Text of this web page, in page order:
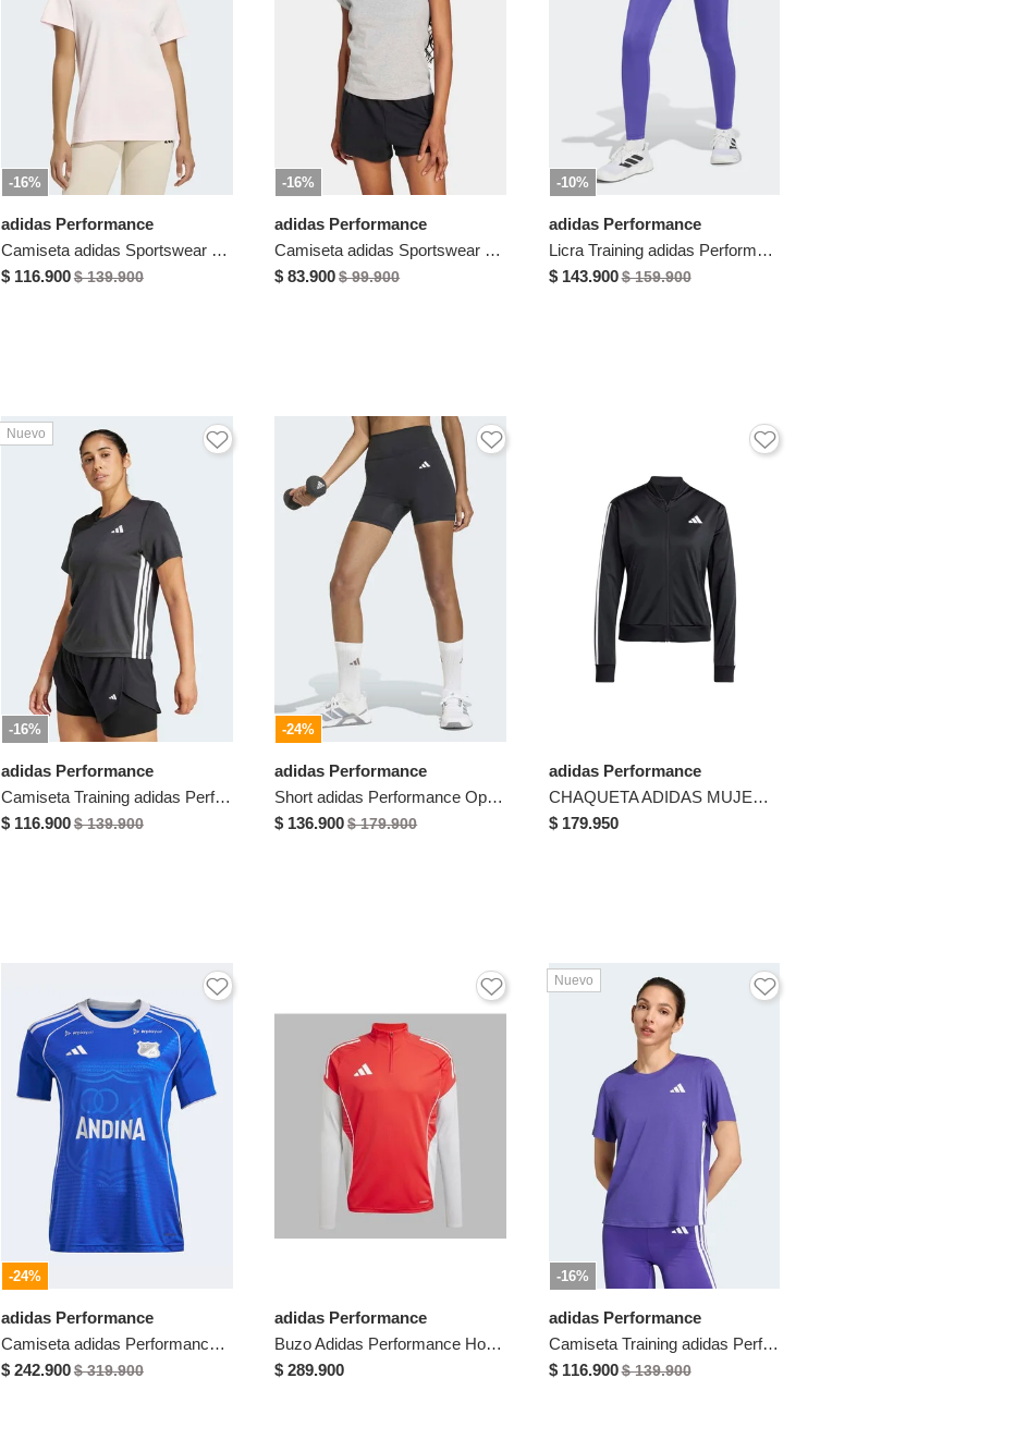
-16%
adidas Performance
Camiseta adidas Sportswear Graphic Animal 1 Rosa
$ 116.900$ 139.900
-16%
adidas Performance
Camiseta adidas Sportswear Essentials Linear Gris
$ 83.900$ 99.900
-10%
adidas Performance
Licra Training adidas Performance Train Essentials Violeta
$ 143.900$ 159.900
Nuevo
-16%
adidas Performance
Camiseta Training adidas Performance Essentials Negro
$ 116.900$ 139.900
-24%
adidas Performance
Short adidas Performance Optime Essentials Negro
$ 136.900$ 179.900
adidas Performance
CHAQUETA ADIDAS MUJER JD5434 CHA Talla M
$ 179.950
-24%
adidas Performance
Camiseta adidas Performance Millonarios FC 2026 Local Azul
$ 242.900$ 319.900
adidas Performance
Buzo Adidas Performance Hombre Training De Competición Tiro 25 - Rojo - Fútbol | Uso Casual Y Entrenamiento
$ 289.900
Nuevo
-16%
adidas Performance
Camiseta Training adidas Performance Essentials Violeta
$ 116.900$ 139.900